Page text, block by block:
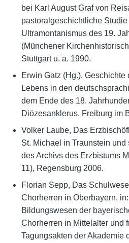
bei Karl August Graf von
pastoralgeschichtliche Studie
Ultramontanismus des 19.
(Münchener
Stuttgart u. a. 1990.
Erwin Gatz (Hg.), Geschichte
Lebens in den
dem Ende des 18.
Diözesanklerus, Freiburg im
Volker Laube, Das
St. Michael in Traunstein und
des Archivs des Erzbistums
11), Regensburg 2006.
Florian Sepp, Das
Chorherren in Oberbayern,
Bildungswesen der
Chorherren in Mittelalter und
Tagungsakten der Akademie